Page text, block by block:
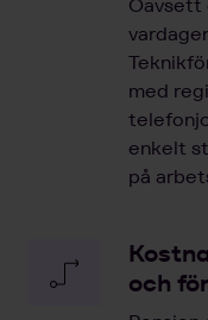
Oavsett
med
enkelt
på
och